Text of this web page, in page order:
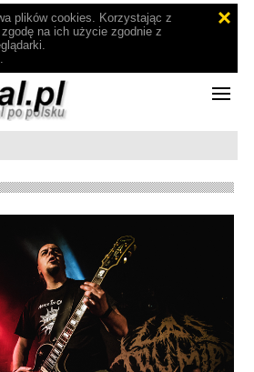
plików cookies. Korzystając z
na ich użycie zgodnie z
.